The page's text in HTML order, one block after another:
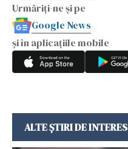
Urmăriți-ne și pe
Google News
și în aplicațiile mobile
ALTE ȘTIRI DE INTERES